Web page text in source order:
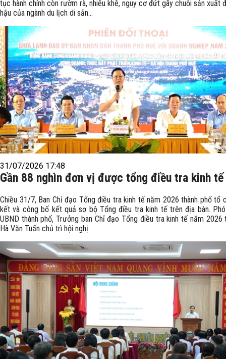
tục hành chính còn rườm rà, nhiêu khê, nguy cơ đứt gãy chuỗi sản xuất
hậu của ngành du lịch di sản...
31/07/2026 17:48
Gần 88 nghìn đơn vị được tổng điều tra kinh tế
Chiều 31/7, Ban Chỉ đạo Tổng điều tra kinh tế năm 2026 thành phố tổ
kết và công bố kết quả sơ bộ Tổng điều tra kinh tế trên địa bàn.
UBND thành phố, Trưởng ban Chỉ đạo Tổng điều tra kinh tế năm 2026
Hà Văn Tuấn chủ trì hội nghị.